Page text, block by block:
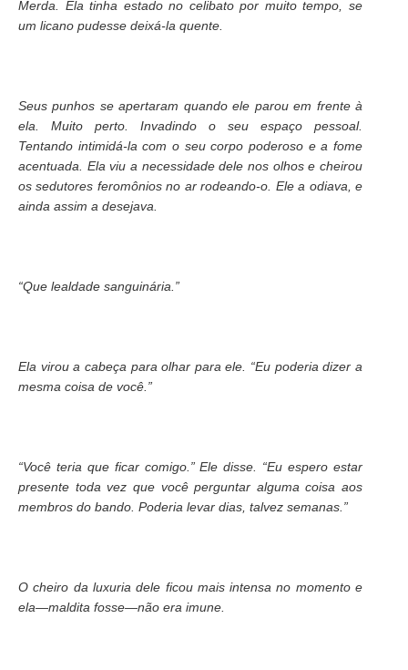
Merda. Ela tinha estado no celibato por muito tempo, se
um licano pudesse deixá-la quente.
Seus punhos se apertaram quando ele parou em frente à
ela. Muito perto. Invadindo o seu espaço pessoal.
Tentando intimidá-la com o seu corpo poderoso e a fome
acentuada. Ela viu a necessidade dele nos olhos e cheirou
os sedutores feromônios no ar rodeando-o. Ele a odiava, e
ainda assim a desejava.
“Que lealdade sanguinária.”
Ela virou a cabeça para olhar para ele. “Eu poderia dizer a
mesma coisa de você.”
“Você teria que ficar comigo.” Ele disse. “Eu espero estar
presente toda vez que você perguntar alguma coisa aos
membros do bando. Poderia levar dias, talvez semanas.”
O cheiro da luxuria dele ficou mais intensa no momento e
ela—maldita fosse—não era imune.